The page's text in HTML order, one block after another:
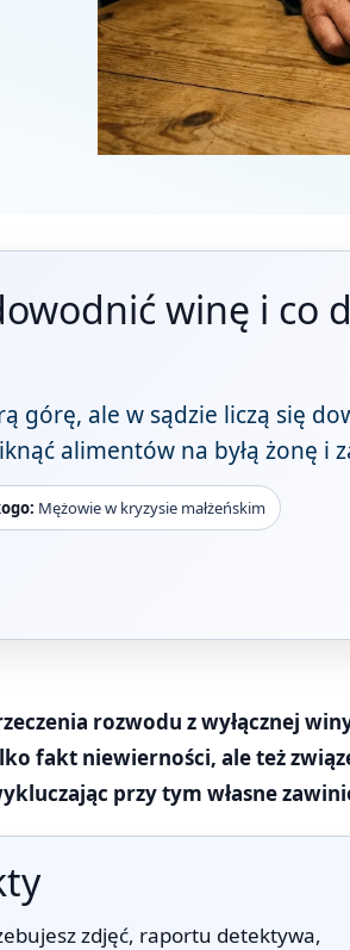
winę i co
górę, ale w sądzie liczą się
alimentów na byłą żonę i
Mężowie w kryzysie małżeńskim
rozwodu z wyłącznej
fakt niewierności, ale też
przy tym własne
zdjęć, raportu detektywa,